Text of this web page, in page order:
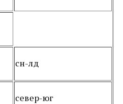
сн-лд
север-юг